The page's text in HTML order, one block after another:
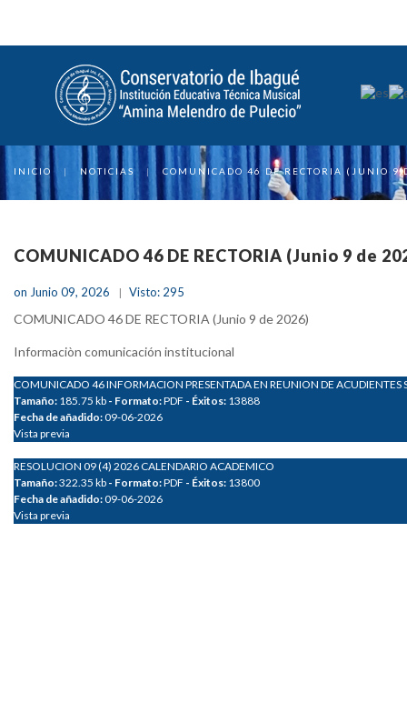
INICIO | NOTICIAS | COMUNICADO 46 DE RECTORIA (JUNIO 9
COMUNICADO 46 DE RECTORIA (Junio 9 de
on Junio 09, 2026 Visto: 295
COMUNICADO 46 DE RECTORIA (Junio 9 de 2026)
Informaciòn comunicación institucional
COMUNICADO 46 INFORMACION PRESENTADA EN REUNION DE ACUDIENTES
Tamaño: 185.75 kb - Formato:PDF - Éxitos: 13888
Fecha de añadido:09-06-2026
Vista previa
RESOLUCION 09 (4) 2026 CALENDARIO ACADEMICO
Tamaño:322.35 kb - Formato:PDF - Éxitos: 13800
Fecha de añadido:09-06-2026
Vista previa